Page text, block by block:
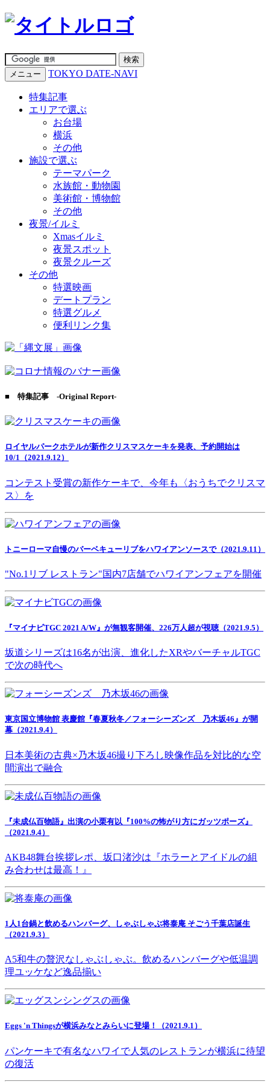
メニュー TOKYO DATE-NAVI
特集記事
エリアで選ぶ
お台場
横浜
その他
施設で選ぶ
テーマパーク
水族館・動物園
美術館・博物館
その他
夜景/イルミ
Xmasイルミ
夜景スポット
夜景クルーズ
その他
特選映画
デートプラン
特選グルメ
便利リンク集
■ 特集記事 -Original Report-
ロイヤルパークホテルが新作クリスマスケーキを発表、予約開始は
10/1（2021.9.12）
コンテスト受賞の新作ケーキで、今年も〈おうちでクリスマ
ス〉を
トニーローマ自慢のバーベキューリブをハワイアンソースで（2021.9.11）
"No.1リブ レストラン"国内7店舗でハワイアンフェアを開催
『マイナビTGC 2021 A/W』が無観客開催、226万人超が視聴（2021.9.5）
坂道シリーズは16名が出演、進化したXRやバーチャルTGC
で次の時代へ
東京国立博物館 表慶館『春夏秋冬／フォーシーズンズ 乃木坂46』が開
幕（2021.9.4）
日本美術の古典×乃木坂46撮り下ろし映像作品を対比的な空
間演出で融合
『未成仏百物語』出演の小栗有以『100%の怖がり方にガッツポーズ』
（2021.9.4）
AKB48舞台挨拶レポ、坂口渚沙は『ホラーとアイドルの組
み合わせは最高！』
1人1台鍋と飲めるハンバーグ、しゃぶしゃぶ将泰庵 そごう千葉店誕生
（2021.9.3）
A5和牛の贅沢なしゃぶしゃぶ。飲めるハンバーグや低温調
理ユッケなど逸品揃い
Eggs 'n Thingsが横浜みなとみらいに登場！（2021.9.1）
パンケーキで有名なハワイで人気のレストランが横浜に待望
の復活